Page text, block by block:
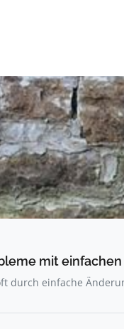
mit
durch einfache